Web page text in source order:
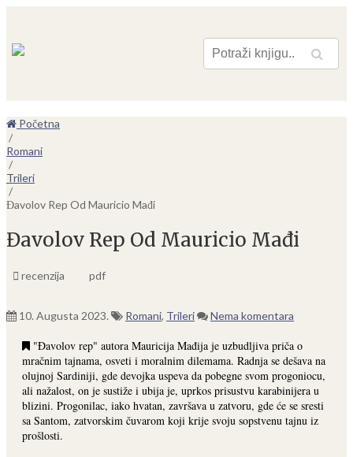
Pretraga
Početna
/
Romani
/
Trileri
/
Đavolov Rep Od Mauricio Mađi
Đavolov Rep Od Mauricio Mađi
recenzija pdf
10. Augusta 2023. Romani, Trileri Nema komentara
"Đavolov rep" autora Mauricija Mađija je uzbudljiva priča o
mračnim tajnama, osveti i moralnim dilemama. Radnja se dešava na
olujnoj Sardiniji, gde devojka uspeva da pobegne svom progoniocu,
ali nažalost, on je sustiže i ubija je, uprkos prisustvu karabinijera u
blizini. Progonilac, iako hvatan, završava u zatvoru, gde će se sresti
sa Santom, zatvorskim čuvarom koji krije svoju sopstvenu tajnu iz
prošlosti.